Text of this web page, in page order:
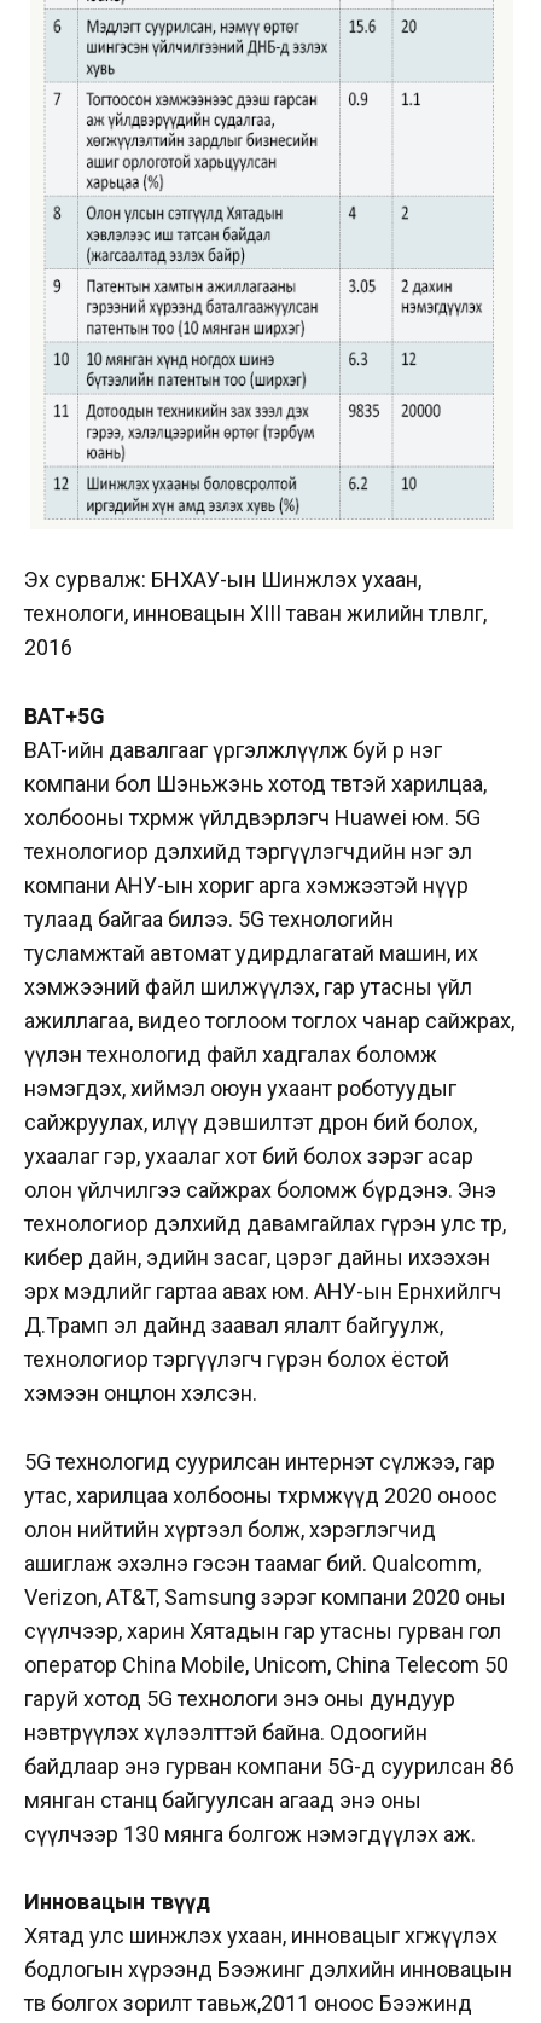
Эх сурвалж: БНХАУ-ын Шинжлэх ухаан,
технологи, инновацын XIII таван жилийн төлөвлөгөө,
2016
BAT+5G
BAT-ийн давалгааг үргэлжлүүлж буй өөр нэг
компани бол Шэньжэнь хотод төвтэй харилцаа,
холбооны төхөөрөмж үйлдвэрлэгч Huawei юм. 5G
технологиор дэлхийд тэргүүлэгчдийн нэг эл
компани АНУ-ын хориг арга хэмжээтэй нүүр
тулаад байгаа билээ. 5G технологийн
тусламжтай автомат удирдлагатай машин, их
хэмжээний файл шилжүүлэх, гар утасны үйл
ажиллагаа, видео тоглоом тоглох чанар сайжрах,
үүлэн технологид файл хадгалах боломж
нэмэгдэх, хиймэл оюун ухаант роботуудыг
сайжруулах, илүү дэвшилтэт дрон бий болох,
ухаалаг гэр, ухаалаг хот бий болох зэрэг асар
олон үйлчилгээ сайжрах боломж бүрдэнэ. Энэ
технологиор дэлхийд давамгайлах гүрэн улс төр,
кибер дайн, эдийн засаг, цэрэг дайны ихээхэн
эрх мэдлийг гартаа авах юм. АНУ-ын Ерөнхийлөгч
Д.Трамп эл дайнд заавал ялалт байгуулж,
технологиор тэргүүлэгч гүрэн болох ёстой
хэмээн онцлон хэлсэн.
5G технологид суурилсан интернэт сүлжээ, гар
утас, харилцаа холбооны төхөөрөмжүүд 2020 оноос
олон нийтийн хүртээл болж, хэрэглэгчид
ашиглаж эхэлнэ гэсэн таамаг бий. Qualcomm,
Verizon, AT&T, Samsung зэрэг компани 2020 оны
сүүлчээр, харин Хятадын гар утасны гурван гол
оператор China Mobile, Unicom, China Telecom 50
гаруй хотод 5G технологи энэ оны дундуур
нэвтрүүлэх хүлээлттэй байна. Одоогийн
байдлаар энэ гурван компани 5G-д суурилсан 86
мянган станц байгуулсан агаад энэ оны
сүүлчээр 130 мянга болгож нэмэгдүүлэх аж.
Инновацын төвүүд
Хятад улс шинжлэх ухаан, инновацыг хөгжүүлэх
бодлогын хүрээнд Бээжинг дэлхийн инновацын
төв болгох зорилт тавьж,2011 оноос Бээжинд